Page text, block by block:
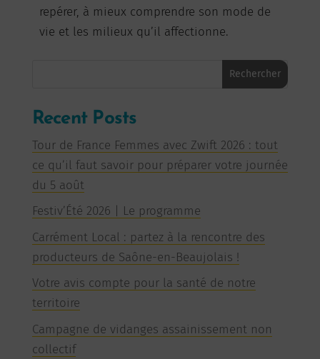
repérer, à mieux comprendre son mode de
vie et les milieux qu’il affectionne.
Rechercher
Recent Posts
Tour de France Femmes avec Zwift 2026 : tout
ce qu’il faut savoir pour préparer votre journée
du 5 août
Festiv’Été 2026 | Le programme
Carrément Local : partez à la rencontre des
producteurs de Saône-en-Beaujolais !
Votre avis compte pour la santé de notre
territoire
Campagne de vidanges assainissement non
collectif